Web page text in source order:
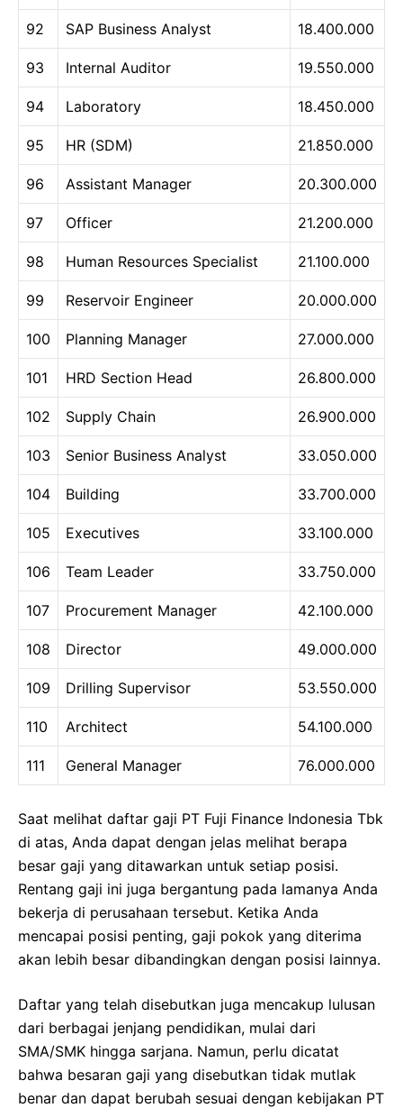
92 SAP Business Analyst 18.400.000
93 Internal Auditor 19.550.000
94 Laboratory 18.450.000
95 HR (SDM) 21.850.000
96 Assistant Manager 20.300.000
97 Officer 21.200.000
98 Human Resources Specialist 21.100.000
99 Reservoir Engineer 20.000.000
100 Planning Manager 27.000.000
101 HRD Section Head 26.800.000
102 Supply Chain 26.900.000
103 Senior Business Analyst 33.050.000
104 Building 33.700.000
105 Executives 33.100.000
106 Team Leader 33.750.000
107 Procurement Manager 42.100.000
108 Director 49.000.000
109 Drilling Supervisor 53.550.000
110 Architect 54.100.000
111 General Manager 76.000.000
Saat melihat daftar gaji PT Fuji Finance Indonesia Tbk
di atas, Anda dapat dengan jelas melihat berapa
besar gaji yang ditawarkan untuk setiap posisi.
Rentang gaji ini juga bergantung pada lamanya Anda
bekerja di perusahaan tersebut. Ketika Anda
mencapai posisi penting, gaji pokok yang diterima
akan lebih besar dibandingkan dengan posisi lainnya.
Daftar yang telah disebutkan juga mencakup lulusan
dari berbagai jenjang pendidikan, mulai dari
SMA/SMK hingga sarjana. Namun, perlu dicatat
bahwa besaran gaji yang disebutkan tidak mutlak
benar dan dapat berubah sesuai dengan kebijakan PT